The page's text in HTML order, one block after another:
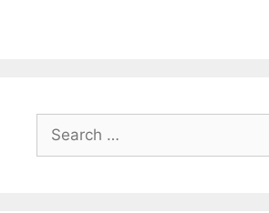
Search
for: